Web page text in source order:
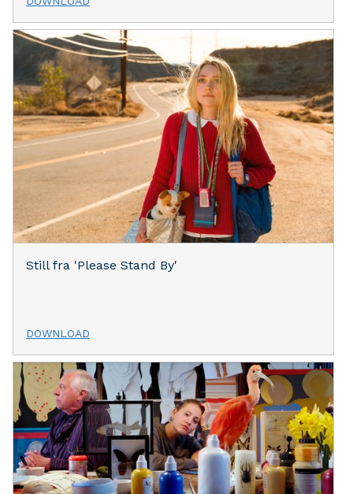
Still fra 'Please Stand By'
DOWNLOAD